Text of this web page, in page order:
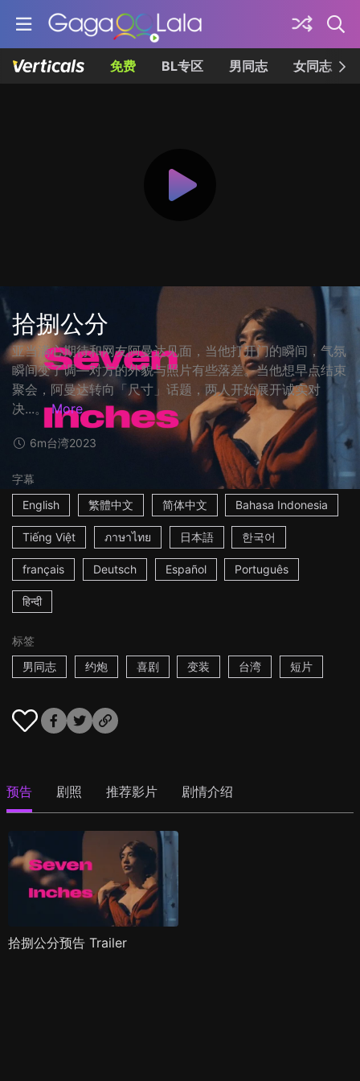
免费 BL专区 男同志 女同志
拾捌公分
亚当满心期待和网友阿曼达见面，当他打开门的瞬间，气氛
瞬间变了调—对方的外貌与照片有些落差。当他想早点结束
聚会，阿曼达转向「尺寸」话题，两人开始展开诚实对
决...。 More
6m台湾2023
字幕
English
繁體中文 简体中文 Bahasa Indonesia
Tiếng Việt ภาษาไทย 日本語 한국어
français Deutsch Español Português
हिन्दी
标签
男同志
约炮 喜剧 变装 台湾 短片
预告 剧照 推荐影片 剧情介绍
拾捌公分预告 Trailer